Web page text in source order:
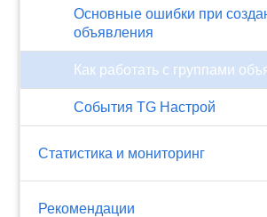
Основные ошибки при
объявления
Как работать с группами
События TG Настрой
Статистика и мониторинг
Рекомендации